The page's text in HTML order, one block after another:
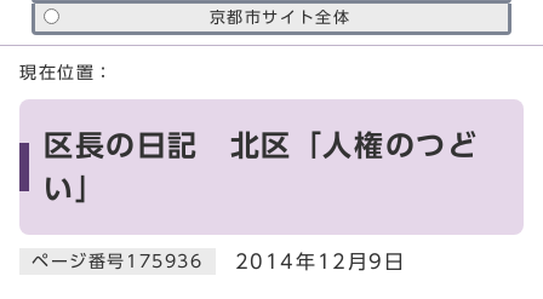
京都市サイト全体
ここから本文です
現在位置：
区長の日記 北区「人権のつど
い」
ページ番号175936 2014年12月9日